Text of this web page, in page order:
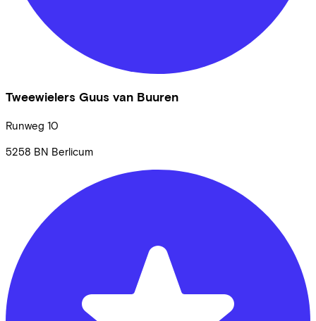
Tweewielers Guus van Buuren
Runweg 10
5258 BN Berlicum